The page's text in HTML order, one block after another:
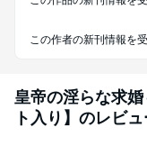
この作者の新刊情報を
皇帝の淫らな求
ト入り】 のレビ